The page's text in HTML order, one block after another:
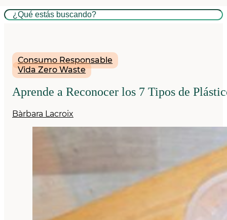
Buscar
Consumo Responsable
Vida Zero Waste
Aprende a Reconocer los 7 Tipos de
Bàrbara Lacroix